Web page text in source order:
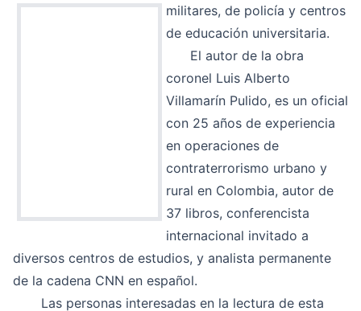
militares, de policía y centros
de educación universitaria.
El autor de la obra
coronel Luis Alberto
Villamarín Pulido, es un oficial
con 25 años de experiencia
en operaciones de
contraterrorismo urbano y
rural en Colombia, autor de
37 libros, conferencista
internacional invitado a
diversos centros de estudios, y analista permanente
de la cadena CNN en español.
Las personas interesadas en la lectura de esta